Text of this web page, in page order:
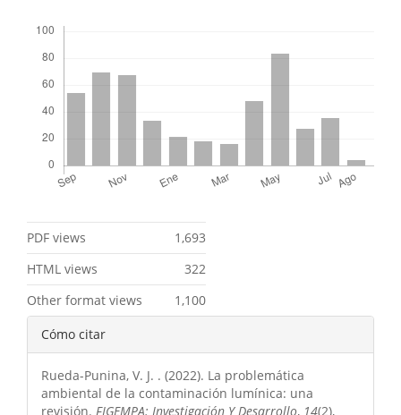
PDF views
1,693
HTML views
322
Other format views
1,100
Detalles
del
artículo
Cómo citar
Rueda-Punina, V. J. . (2022). La problemática
ambiental de la contaminación lumínica: una
revisión. FIGEMPA: Investigación Y Desarrollo, 14(2),